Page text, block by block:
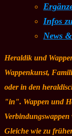
Infos
News
Heraldik und
Wappenkunst,
oder in den
"in". Wappen und
Verbindungswappen
Gleiche wie zu